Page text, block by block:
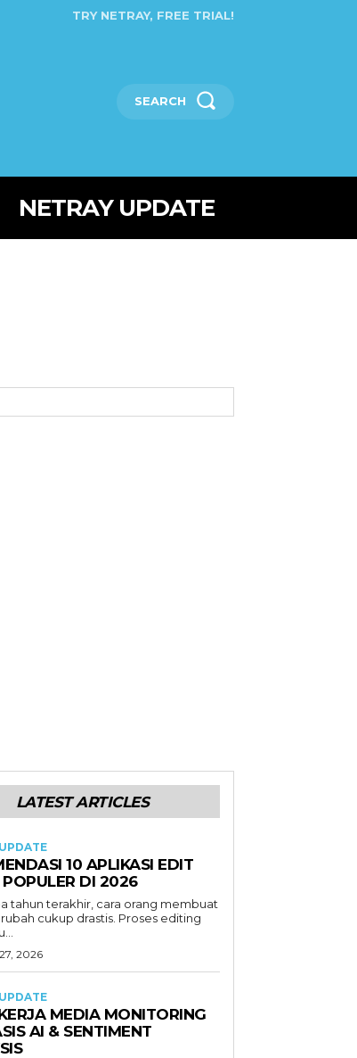
TRY NETRAY, FREE TRIAL!
SEARCH
NETRAY UPDATE
LATEST ARTICLES
10 APLIKASI EDIT
DI 2026
tahun terakhir, cara orang membuat
cukup drastis. Proses editing
2026
MEDIA MONITORING
AI & SENTIMENT